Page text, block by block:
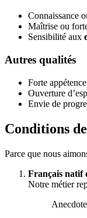
Connaissance
Maîtrise ou
Sensibilité aux
Autres qualités
Forte
Ouverture
Envie de
Conditions
Parce que nous
Français natif
Notre métier